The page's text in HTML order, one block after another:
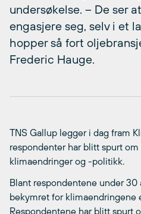
undersøkelse. – De ser
engasjere seg, selv i et
hopper så fort
Frederic Hauge.
TNS Gallup legger i dag fram
respondenter har blitt spurt
klimaendringer og -politikk.
Blant respondentene under 30
bekymret for klimaendringene
Respondentene har blitt spurt